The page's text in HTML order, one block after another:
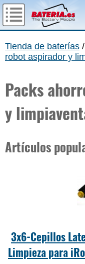
Tienda de baterías /
robot aspirador y
Packs
y
Artículos
3x6-Cepillos
Limpieza para